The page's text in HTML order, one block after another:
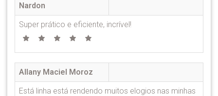
Nardon
Super prático e eficiente, incrível!
Allany Maciel Moroz
Está linha está rendendo muitos elogios nas minhas